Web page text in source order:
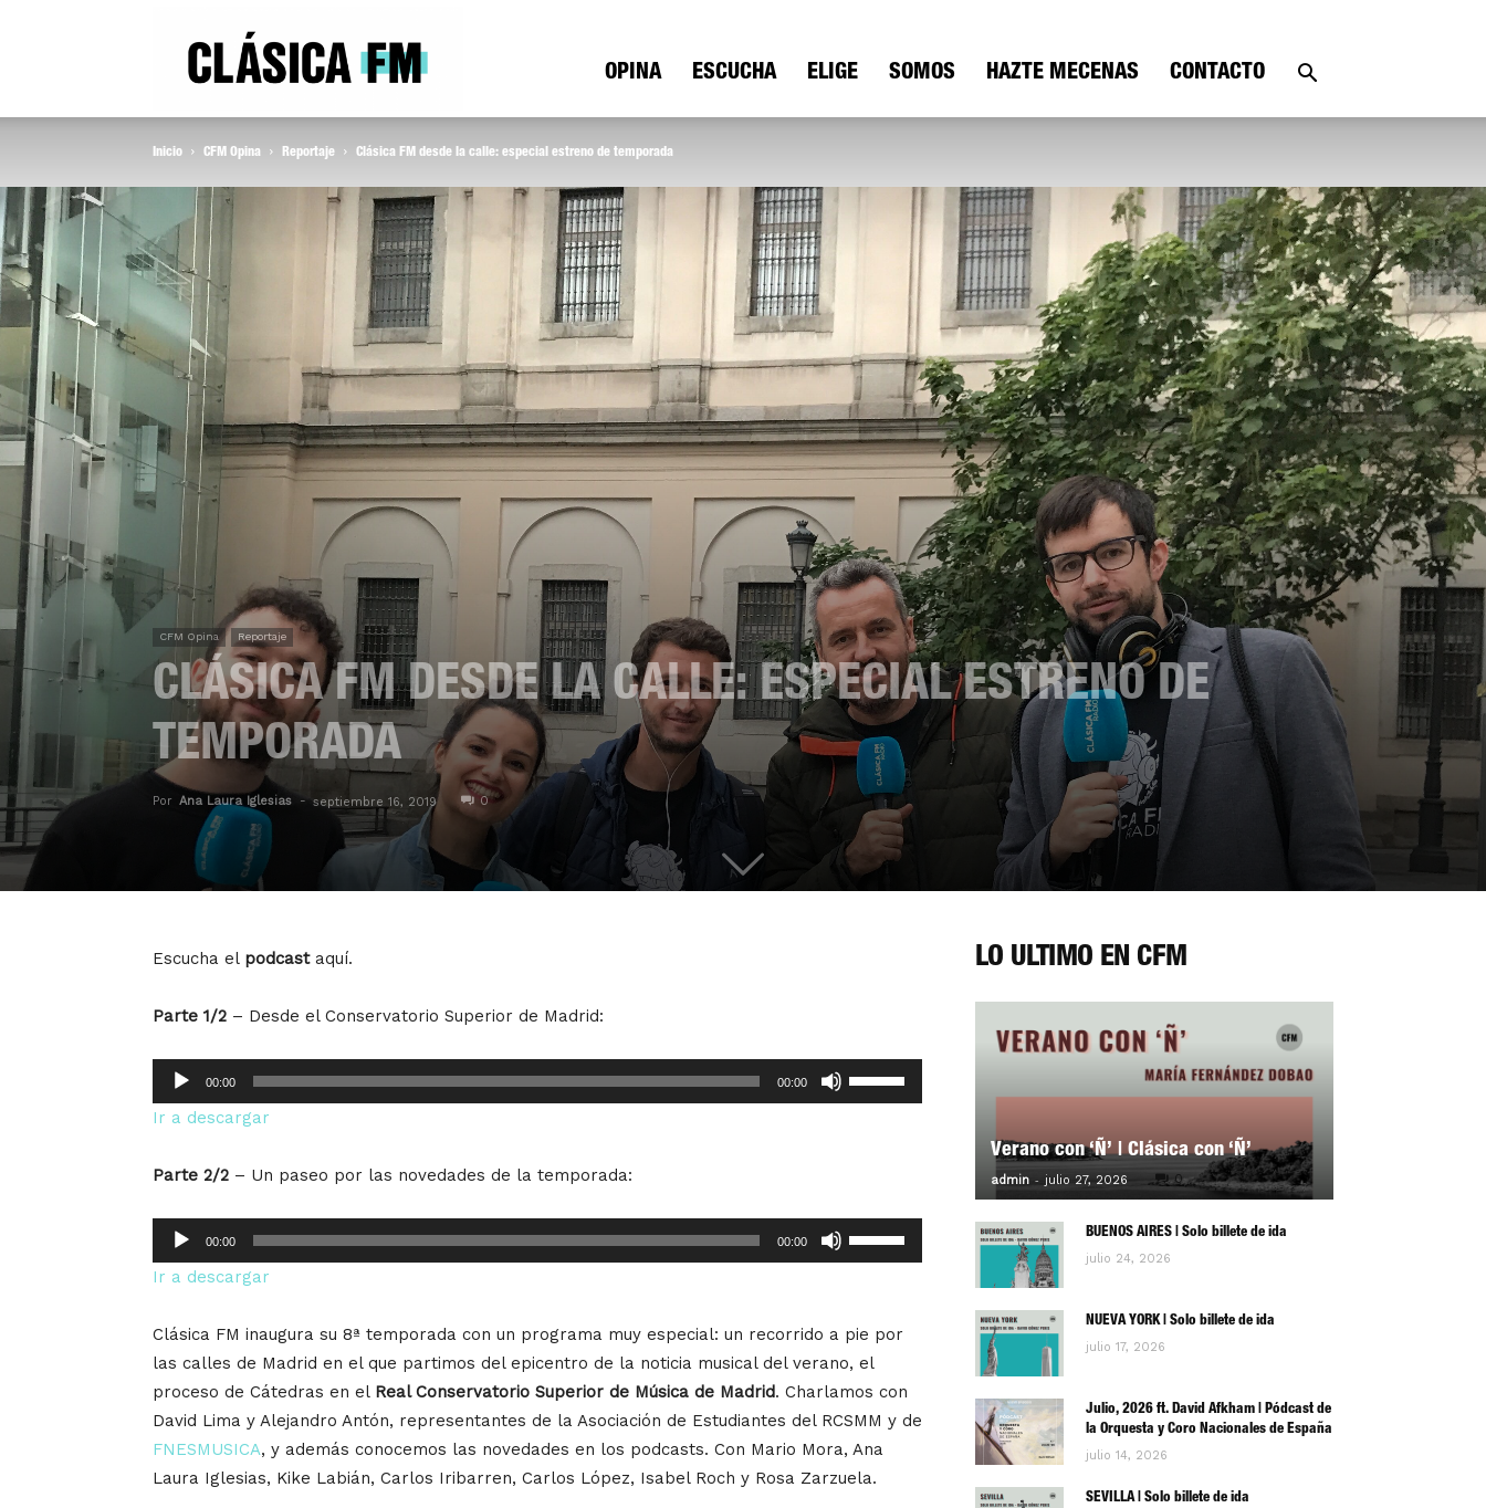
OPINA ESCUCHA ELIGE SOMOS HAZTE MECENAS CONTACTO
Inicio CFM Opina Reportaje Clásica FM desde la calle: especial estreno de temporada
CFM Opina Reportaje
CLÁSICA FM DESDE LA CALLE: ESPECIAL ESTRENO DE
TEMPORADA
Por Ana Laura Iglesias - septiembre 16, 2019 0
Escucha el podcastaquí.
Parte 1/2 – Desde el Conservatorio Superior de Madrid:
Reproductor
de
audio
00:00 00:00
las
arriba/abajo
para
disminuir
el
volumen.
Ir a descargar
Parte 2/2 – Un paseo por las novedades de la temporada:
Reproductor
de
audio
00:00 00:00
las
flecha
arriba/abajo
para
aumentar
o
disminuir
Ir a descargar
Clásica FM inaugura su 8ª temporada con un programa muy especial: un recorrido a pie por
las calles de Madrid en el que partimos del epicentro de la noticia musical del verano, el
proceso de Cátedras en el Real Conservatorio Superior de Música de Madrid. Charlamos con
David Lima y Alejandro Antón, representantes de la Asociación de Estudiantes del RCSMM y de
FNESMUSICA, y además conocemos las novedades en los podcasts. Con Mario Mora, Ana
Laura Iglesias, Kike Labián, Carlos Iribarren, Carlos López, Isabel Roch y Rosa Zarzuela.
LO ÚLTIMO EN CFM
Verano con ‘Ñ’ | Clásica con ‘Ñ’
admin - julio 27, 2026 0
BUENOS AIRES | Solo billete de ida
julio 24, 2026
NUEVA YORK | Solo billete de ida
julio 17, 2026
Julio, 2026 ft. David Afkham | Pódcast de
la Orquesta y Coro Nacionales de España
julio 14, 2026
SEVILLA | Solo billete de ida